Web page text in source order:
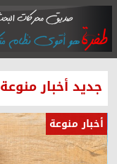
جديد أخبار منوعة
أخبار منوعة